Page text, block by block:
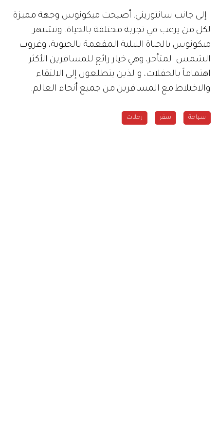
إلى جانب سانتوريني، أصبحت ميكونوس وجهة مميزة
لكل من يرغب في تجربة مختلفة بالحياة. وتشتهر
ميكونوس بالحياة الليلية المفعمة بالحيوية، وغروب
الشمس المتأخر، وهي خيار رائع للمسافرين الأكثر
اهتماماً بالحفلات، والذين يتطلعون إلى الالتقاء
والاختلاط مع المسافرين من جميع أنحاء العالم.
سياحة سفر رحلات